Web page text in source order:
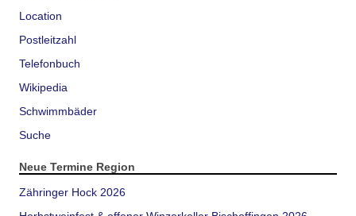
Location
Postleitzahl
Telefonbuch
Wikipedia
Schwimmbäder
Suche
Neue Termine Region
Zähringer Hock 2026